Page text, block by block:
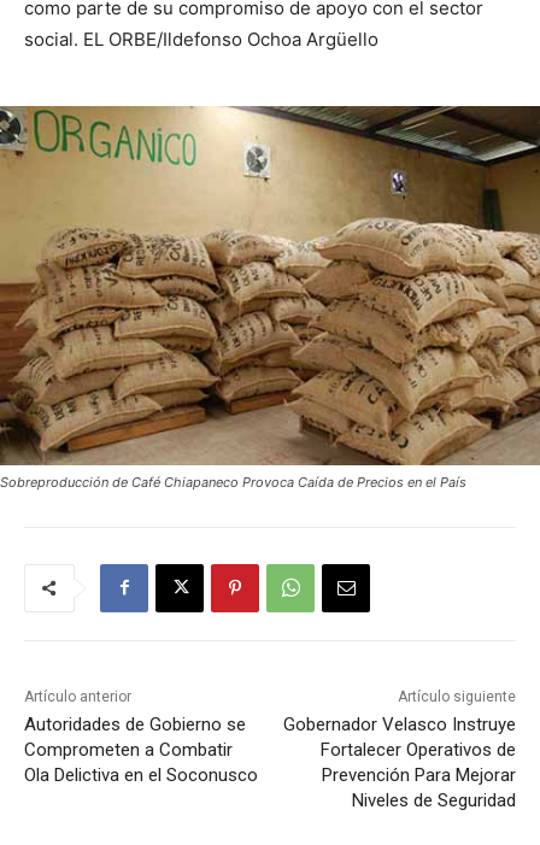
como parte de su compromiso de apoyo con el sector
social. EL ORBE/Ildefonso Ochoa Argüello
Sobreproducción de Café Chiapaneco Provoca Caída de Precios en el País
Artículo anterior
Autoridades de Gobierno se
Comprometen a Combatir
Ola Delictiva en el Soconusco
Artículo siguiente
Gobernador Velasco Instruye
Fortalecer Operativos de
Prevención Para Mejorar
Niveles de Seguridad